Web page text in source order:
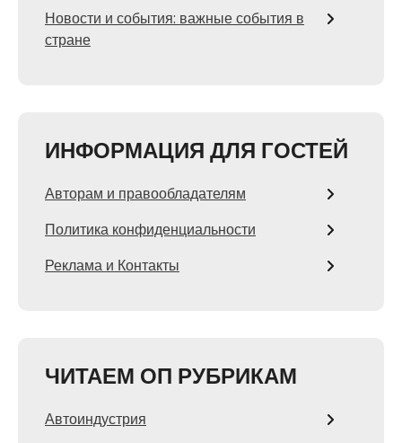
Новости и события: важные события в
стране
ИНФОРМАЦИЯ ДЛЯ ГОСТЕЙ
Авторам и правообладателям
Политика конфиденциальности
Реклама и Контакты
ЧИТАЕМ ОП РУБРИКАМ
Автоиндустрия